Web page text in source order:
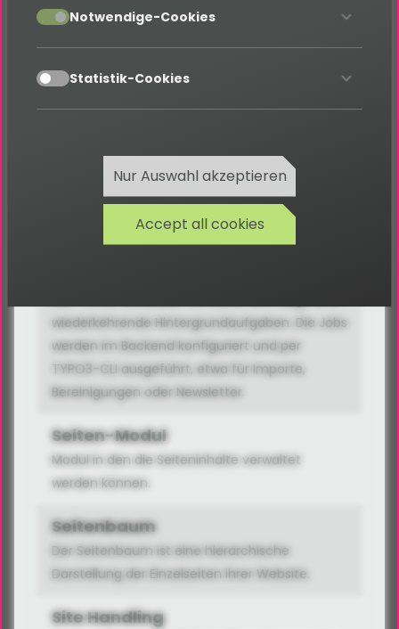
Root-Template
Das TypoScript Root-Template ist das Wurzel-
Template einer TYPO3-Seite. Hier liegt
RTE ist die Abkürzung für Rich Text Editor. Rich
Text ist ein (reichhaltiger) Text mit
Formatierungen.
wiederkehrende Hintergrundaufgaben. Die Jobs
werden im Backend konfiguriert und per
TYPO3-CLI ausgeführt, etwa für Importe,
Bereinigungen oder Newsletter.
Seiten-Modul
Modul in den die Seiteninhalte verwaltet
werden können.
Seitenbaum
Der Seitenbaum ist eine hierarchische
Darstellung der Einzelseiten ihrer Website.
Site Handling
accept Notwendige-Cookies
accept Statistik-Cookies
Nur Auswahl akzeptieren
Accept all cookies